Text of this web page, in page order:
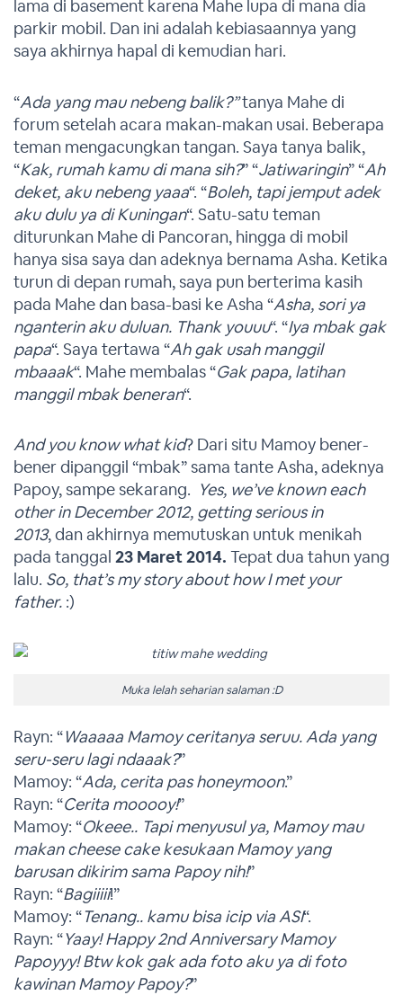
lama di basement karena Mahe lupa di mana dia
parkir mobil. Dan ini adalah kebiasaannya yang
saya akhirnya hapal di kemudian hari.
“Ada yang mau nebeng balik?”tanya Mahe di
forum setelah acara makan-makan usai. Beberapa
teman mengacungkan tangan. Saya tanya balik,
“Kak, rumah kamu di mana sih?” “Jatiwaringin” “Ah
deket, aku nebeng yaaa“. “Boleh, tapi jemput adek
aku dulu ya di Kuningan“. Satu-satu teman
diturunkan Mahe di Pancoran, hingga di mobil
hanya sisa saya dan adeknya bernama Asha. Ketika
turun di depan rumah, saya pun berterima kasih
pada Mahe dan basa-basi ke Asha “Asha, sori ya
nganterin aku duluan. Thank youuu“. “Iya mbak gak
papa“. Saya tertawa “Ah gak usah manggil
mbaaak“. Mahe membalas “Gak papa, latihan
manggil mbak beneran“.
And you know what kid? Dari situ Mamoy bener-
bener dipanggil “mbak” sama tante Asha, adeknya
Papoy, sampe sekarang. Yes, we’ve known each
other in December 2012, getting serious in
2013, dan akhirnya memutuskan untuk menikah
pada tanggal 23 Maret 2014. Tepat dua tahun yang
lalu. So, that’s my story about how I met your
father. :)
Muka lelah seharian salaman :D
Rayn: “Waaaaa Mamoy ceritanya seruu. Ada yang
seru-seru lagi ndaaak?”
Mamoy: “Ada, cerita pas honeymoon.”
Rayn: “Cerita mooooy!”
Mamoy: “Okeee.. Tapi menyusul ya, Mamoy mau
makan cheese cake kesukaan Mamoy yang
barusan dikirim sama Papoy nih!”
Rayn: “Bagiiiii!”
Mamoy: “Tenang.. kamu bisa icip via ASI“.
Rayn: “Yaay! Happy 2nd Anniversary Mamoy
Papoyyy! Btw kok gak ada foto aku ya di foto
kawinan Mamoy Papoy?”